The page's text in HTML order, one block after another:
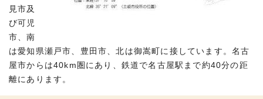
見市及
び可児
市、南
は愛知県瀬戸市、豊田市、北は御嵩町に接しています。名古
屋市からは40km圏にあり、鉄道で名古屋駅まで約40分の距
離にあります。